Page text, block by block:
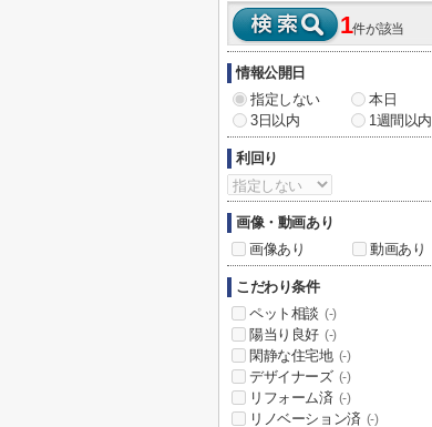
1件が該当
情報公開日
指定しない
本日
3日以内
1週間以内
利回り
画像・動画あり
画像あり
動画あり
こだわり条件
ペット相談 (-)
陽当り良好 (-)
閑静な住宅地 (-)
デザイナーズ (-)
リフォーム済 (-)
リノベーション済 (-)